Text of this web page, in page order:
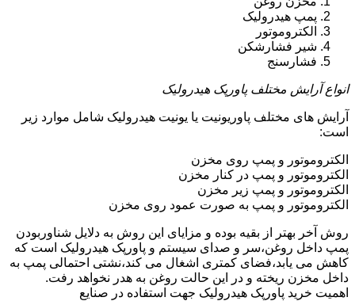
پمپ هیدرولیک
الکتروموتور
شیر فشارشکن
فشارسنج
انواع آرایش مختلف پاورپک هیدرولیک
آرایش های مختلف پاوریونیت یا یونیت هیدرولیک شامل موارد زیر
است:
الکتروموتور و پمپ روی مخزن
الکتروموتور و پمپ در کنار مخزن
الکتروموتور و پمپ زیر مخزن
الکتروموتور و پمپ به صورت عمود روی مخزن
روش آخر بهتر از بقیه بوده و مزایای این روش به دلایل شناوربودن
پمپ داخل روغن،سر و صدای سیستم و پاورپک هیدرولیک است که
کاهش می یابد،فضای کمتری اشغال می کند،نشتی احتمالی پمپ به
داخل مخزن ریخته و در این حالت روغن به هدر نخواهد رفت.
اهمیت خرید پاورپک هیدرولیک جهت استفاده در صنایع